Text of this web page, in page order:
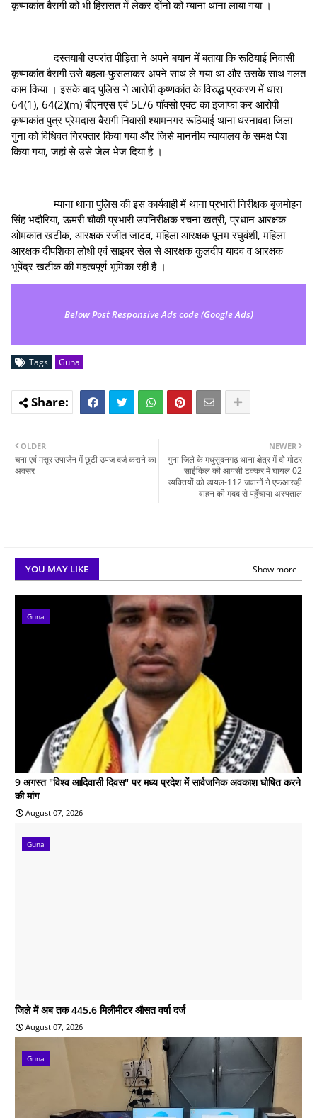
कृष्णकांत बैरागी को भी हिरासत में लेकर दोंनो को म्याना थाना लाया गया ।
दस्तयाबी उपरांत पीड़िता ने अपने बयान में बताया कि रूठियाई निवासी
कृष्णकांत बैरागी उसे बहला-फुसलाकर अपने साथ ले गया था और उसके साथ गलत
काम किया । इसके बाद पुलिस ने आरोपी कृष्णकांत के विरुद्ध प्रकरण में धारा
64(1), 64(2)(m) बीएनएस एवं 5L/6 पॉक्सो एक्ट का इजाफा कर आरोपी
कृष्णकांत पुत्र प्रेमदास बैरागी निवासी श्यामनगर रूठियाई थाना धरनावदा जिला
गुना को विधिवत गिरफ्तार किया गया और जिसे माननीय न्‍यायालय के समक्ष पेश
किया गया, जहां से उसे जेल भेज दिया है ।
म्याना थाना पुलिस की इस कार्यवाही में थाना प्रभारी निरीक्षक बृजमोहन
सिंह भदौरिया, ऊमरी चौकी प्रभारी उपनिरीक्षक रचना खत्री, प्रधान आरक्षक
ओमकांत खटीक, आरक्षक रंजीत जाटव, महिला आरक्षक पूनम रघुवंशी, महिला
आरक्षक दीपशिका लोधी एवं साइबर सेल से आरक्षक कुलदीप यादव व आरक्षक
भूपेंद्र खटीक की महत्‍वपूर्ण भूमिका रही है ।
Below Post Responsive Ads code (Google Ads)
Tags Guna
NEWER
गुना जिले के मधुसूदनगढ़ थाना क्षेत्र में दो मोटर
साईकिल की आपसी टक्कर में घायल 02
व्यक्तियों को डायल-112 जवानों ने एफआरव्ही
वाहन की मदद से पहुँचाया अस्पताल
OLDER
चना एवं मसूर उपार्जन में छूटी उपज दर्ज कराने का
अवसर
YOU MAY LIKE Show more
Guna
9 अगस्त "विश्व आदिवासी दिवस" पर मध्य प्रदेश में सार्वजनिक अवकाश घोषित करने
की मांग
August 07, 2026
Guna
जिले में अब तक 445.6 मिलीमीटर औसत वर्षा दर्ज
August 07, 2026
Guna